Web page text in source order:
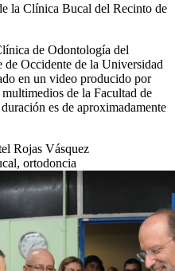
la Clínica Bucal del Recinto de
de Odontología del
de Occidente de la Universidad
en un video producido por
de la Facultad de
es de aproximadamente
Rojas Vásquez
ortodoncia